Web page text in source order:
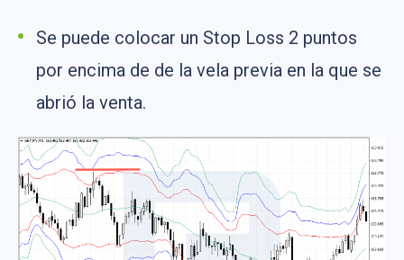
Se puede colocar un Stop Loss 2 puntos
por encima de de la vela previa en la que se
abrió la venta.